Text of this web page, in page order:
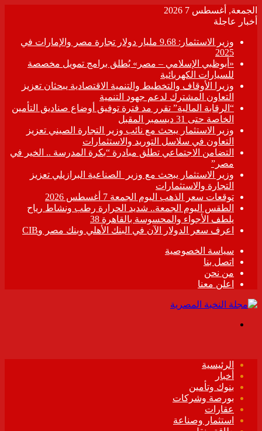
الجمعة, أغسطس 7 2026
أخبار عاجلة
وزير الاستثمار: 9.68 مليار دولار تجارة مصر والإمارات في
2025
«أبوظبي الإسلامي – مصر» يُطلق برامج تمويل مخصصة
للسيارات الكهربائية
وزيرا الأوقاف والتخطيط والتنمية الاقتصادية يبحثان تعزيز
التعاون المشترك لدعم جهود التنمية
“الرقابة المالية” تقرر مد فترة توفيق أوضاع صناديق التأمين
الخاصة حتى 31 ديسمبر المقبل
وزير الاستثمار يبحث مع نائب وزير التجارة الصيني تعزيز
التعاون في سلاسل التوريد والاستثمارات
التضامن الاجتماعي تطلق مبادرة “بكرة المدرسة .. الخير في
مصر”
وزير الاستثمار يبحث مع وزير الصناعية البرازيلي تعزيز
التجارة والاستثمارات
توقعات سعر الذهب اليوم الجمعة 7 أغسطس 2026
الطقس اليوم الجمعة.. شديد الحرارة رطب ونشاط رياح
يلطف الأجواء والمحسوسة بالقاهرة 38
اعرف سعر الدولار الآن في البنك الأهلي وبنك مصر وCIB
سياسة الخصوصية
اتصل بنا
من نحن
اعلن معنا
الرئيسية
أخبار
بنوك وتأمين
بورصة وشركات
عقارات
استثمار وصناعة